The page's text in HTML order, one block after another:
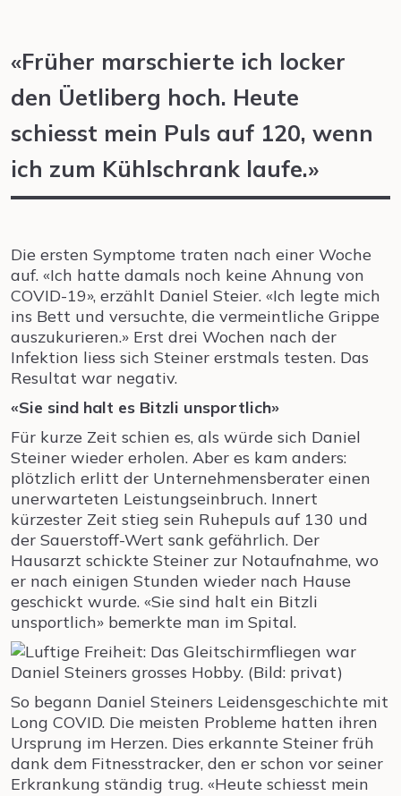
«Früher marschierte ich locker
den Üetliberg hoch. Heute
schiesst mein Puls auf 120, wenn
ich zum Kühlschrank laufe.»
Die ersten Symptome traten nach einer Woche
auf. «Ich hatte damals noch keine Ahnung von
COVID-19», erzählt Daniel Steier. «Ich legte mich
ins Bett und versuchte, die vermeintliche Grippe
auszukurieren.» Erst drei Wochen nach der
Infektion liess sich Steiner erstmals testen. Das
Resultat war negativ.
«Sie sind halt es Bitzli unsportlich»
Für kurze Zeit schien es, als würde sich Daniel
Steiner wieder erholen. Aber es kam anders:
plötzlich erlitt der Unternehmensberater einen
unerwarteten Leistungseinbruch. Innert
kürzester Zeit stieg sein Ruhepuls auf 130 und
der Sauerstoff-Wert sank gefährlich. Der
Hausarzt schickte Steiner zur Notaufnahme, wo
er nach einigen Stunden wieder nach Hause
geschickt wurde. «Sie sind halt ein Bitzli
unsportlich» bemerkte man im Spital.
So begann Daniel Steiners Leidensgeschichte mit
Long COVID. Die meisten Probleme hatten ihren
Ursprung im Herzen. Dies erkannte Steiner früh
dank dem Fitnesstracker, den er schon vor seiner
Erkrankung ständig trug. «Heute schiesst mein